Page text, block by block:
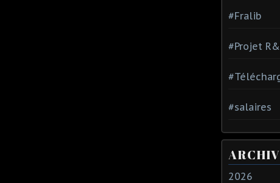
#Fralib
#Projet
#salaires
2026